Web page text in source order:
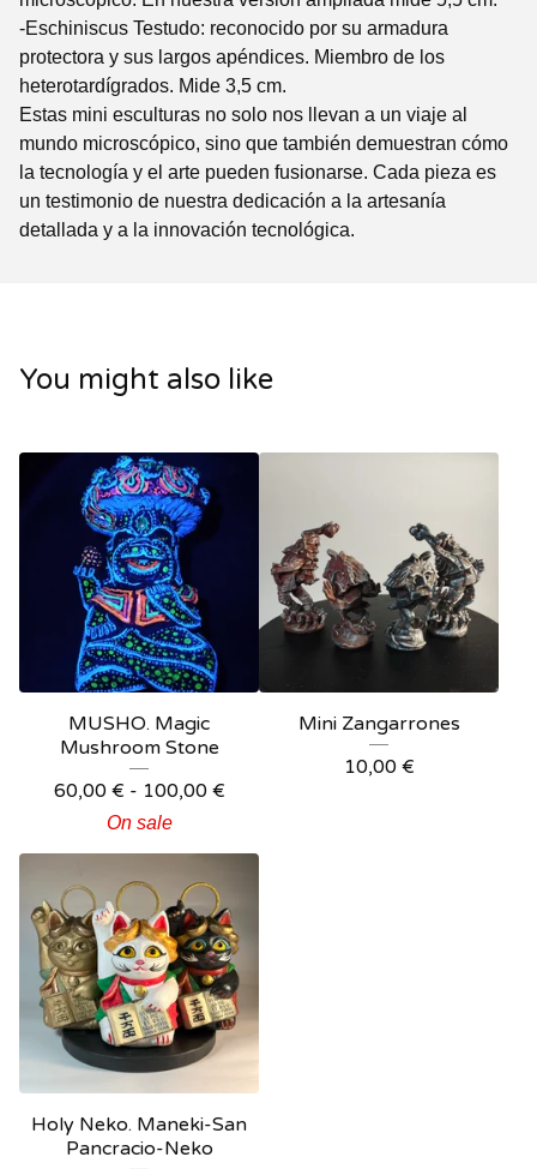
-Eschiniscus Testudo: reconocido por su armadura
protectora y sus largos apéndices. Miembro de los
heterotardígrados. Mide 3,5 cm.
Estas mini esculturas no solo nos llevan a un viaje al
mundo microscópico, sino que también demuestran cómo
la tecnología y el arte pueden fusionarse. Cada pieza es
un testimonio de nuestra dedicación a la artesanía
detallada y a la innovación tecnológica.
You might also like
MUSHO. Magic
Mushroom Stone
60,00 € - 100,00 €
On sale
Mini Zangarrones
10,00 €
Holy Neko. Maneki-San
Pancracio-Neko